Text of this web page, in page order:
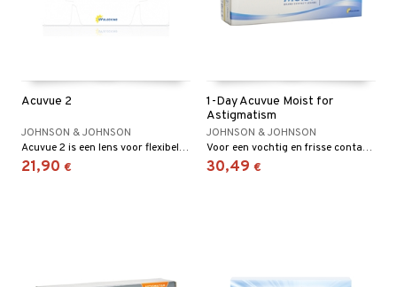
Acuvue 2
JOHNSON & JOHNSON
Acuvue 2 is een lens voor flexibel gebruik, onder andere voor dagelijks gebruik gedurende twee weken of als dag-en-nacht-lens gedurende een week.
21,90 €
1-Day Acuvue Moist for
Astigmatism
JOHNSON & JOHNSON
Voor een vochtig en frisse contactlensgevoel van s’ochtends vroeg tot s’avonds laat!
30,49 €